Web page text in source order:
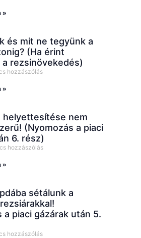
»
és mit ne tegyünk a
(Ha érint
rezsinövekedés)
hozzászólás
»
helyettesítése nem
(Nyomozás a piaci
6. rész)
hozzászólás
»
sétálunk a
a piaci gázárak után 5.
hozzászólás